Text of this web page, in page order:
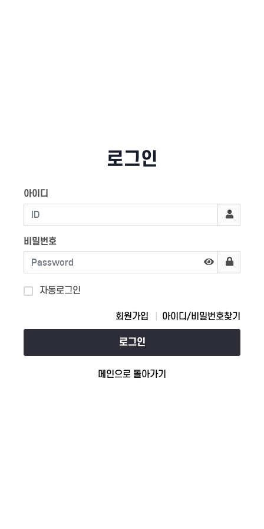
로그인
아이디
비밀번호
자동로그인
회원가입 아이디/비밀번호찾기
로그인
메인으로 돌아가기